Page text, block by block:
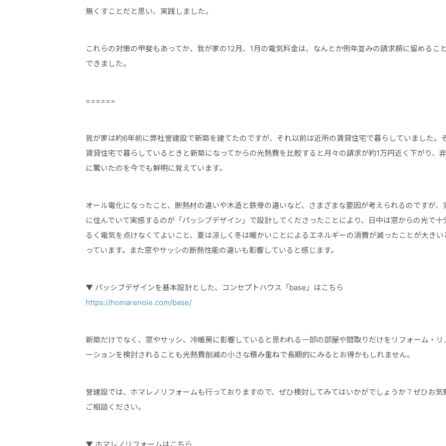
無くすことだと思い、実践しました。
これらの対策の甲斐もあってか、我が家の12月、1月の電気料金は、なんとか例年並みの請求額に留めるこ
できました。
======
我が家は約6年前に弊社誉建設で新築を建てたのですが、それ以前は近所の賃貸住宅で暮らしていました。
賃貸住宅で暮らしているときと新築になってからの光熱費を比較すると月々の請求が約1万円近く下がり、
に驚いたのを今でも鮮明に覚えています。
オール電化になったこと、断熱材の違いや木造と鉄骨の違いなど、さまざまな要因が考えられるのですが、
に住んでいて実感するのが「パッシブデザイン」で設計してくださったことにより、日中は窓からの光で十
るく電気を点けなくてよいこと、夏は涼しく冬は暖かいことによるエネルギーの消費が減ったことが大きい
っています。また窓やサッシの断熱性能の違いも影響していると感じます。
▼ パッシブデザインを基本設計とした、コンセプトハウス「base」はこちら
https://homarenoie.com/base/
新築だけでなく、窓やサッシ、冷暖房に影響していると思われる一部の部屋や間取りだけをリフォーム・リ
ーションを検討されることも光熱費削減の小さな積み重ねで長期的にみるとお得かもしれません。
誉建設では、ホマレノリフォームも行っておりますので、ぜひ検討してみてはいかがでしょうか？ぜひお気
ご相談ください。